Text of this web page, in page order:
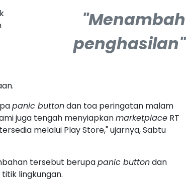
"Menambah
penghasilan"
panic buttondan toa peringatan malam
juga tengah menyiapkanmarketplace RT
melalui Play Store," ujarnya, Sabtu
tersebut berupapanic buttondan
lingkungan.